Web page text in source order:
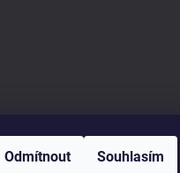
Odmítnout Souhlasím